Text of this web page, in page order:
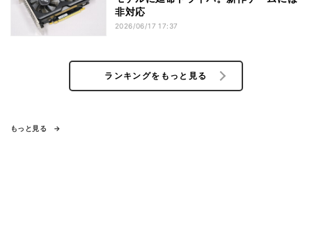
非対応
2026/06/17 17:37
ランキングをもっと見る
もっと見る